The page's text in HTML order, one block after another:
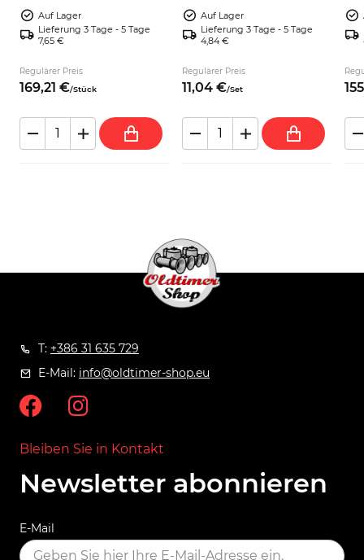
Auf Lager
Lieferung 3 Tage - 5 Tage
7,65 €
Regulärer Preis
169,21 €/Stück
Panda, X1/9 und
Autobianchi A112
Auf Lager
Lieferung 3 Tage - 5 Tage
4,84 €
Regulärer Preis
11,04 €/Set
T: +386 31 635 729
E-Mail: info@oldtimer-shop.eu
Bleiben Sie in Kontakt
Newsletter abonnieren
E-Mail